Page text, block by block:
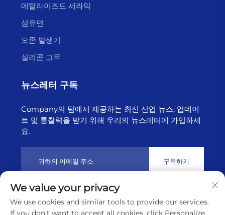
메탈라이즈드 세라믹
섬유면
오존 발생기
실리콘 고무
뉴스레터 구독
Company의 팀에서 제공하는 최신 산업 뉴스, 업데이
트 및 통찰력을 받기 위해 우리의 뉴스레터에 가입하세
요.
구독하기
저작권 © 2025년 리ány운강 하이보른 테크놀로지 유한회사 소유
개인정보 처리방침
We value your privacy
We use cookies and similar tools to provide our services.
If you don't want to accept all cookies, click Personalize